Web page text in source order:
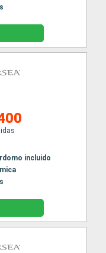
incluido